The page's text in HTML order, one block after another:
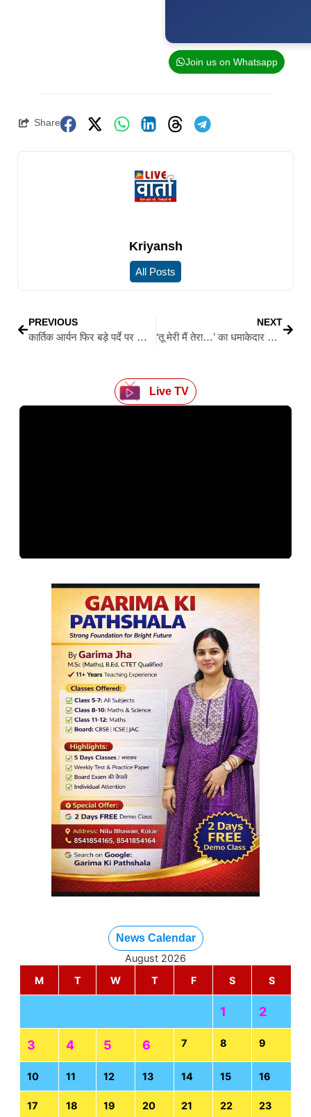
Join us on Whatsapp
Share
Kriyansh
All Posts
PREVIOUS
कार्तिक आर्यन फिर बड़े पर्दे पर लौटने को तैयार, ‘तू मेरी मैं तेरा…’ का नया गाना रिलीज
NEXT
‘तू मेरी मैं तेरा…’ का धमाकेदार ट्रेलर रिलीज, कार्तिक-अनन्या की जमी जोड़ी
Live TV
News Calendar
August 2026
M
T W T F S S
1 2
3 4 5 6 7 8 9
10 11 12 13 14 15 16
17 18 19 20 21 22 23